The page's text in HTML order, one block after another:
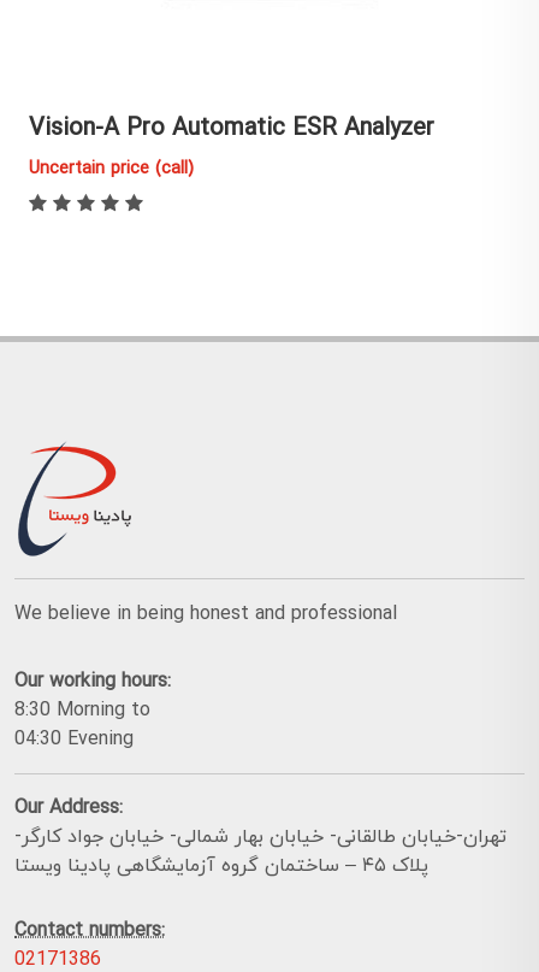
Vision-A Pro Automatic ESR Analyzer
Uncertain price (call)
We believe in being honest and professional
Our working hours:
8:30 Morning to
04:30 Evening
Our Address:
تهران-خیابان طالقانی- خیابان بهار شمالی- خیابان جواد کارگر-
پلاک ۴۵ – ساختمان گروه آزمایشگاهی پادینا ویستا
Contact numbers:
02171386